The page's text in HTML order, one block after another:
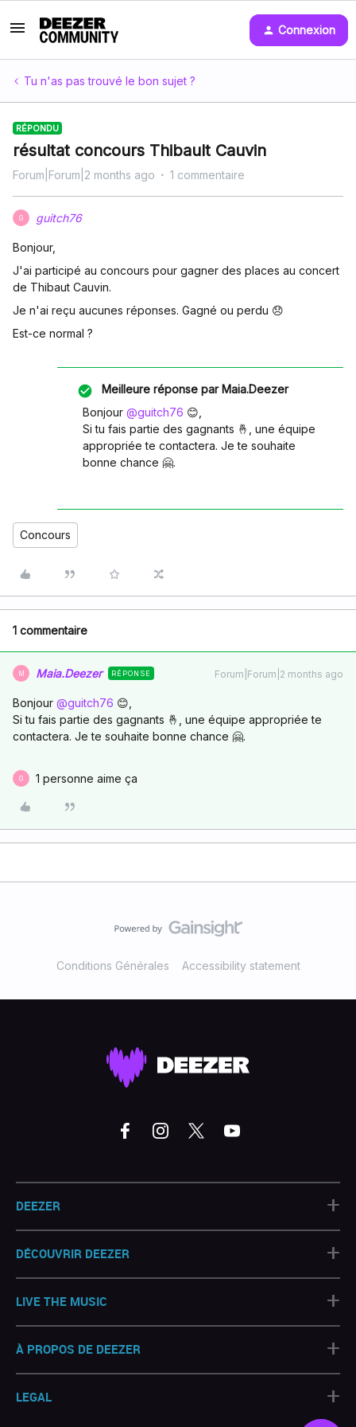
Connexion
Tu n'as pas trouvé le bon sujet ?
RÉPONDU
résultat concours Thibault Cauvin
Forum|Forum|2 months ago 1 commentaire
G guitch76
Bonjour,
J'ai participé au concours pour gagner des places au concert
de Thibaut Cauvin.
Je n'ai reçu aucunes réponses. Gagné ou perdu 😞
Est-ce normal ?
Meilleure réponse parMaia.Deezer
Bonjour ​ @guitch76 😊,
Si tu fais partie des gagnants 🤞, une équipe
appropriée te contactera. Je te souhaite
bonne chance 🤗.
Concours
1 commentaire
M Maia.Deezer RÉPONSE Forum|Forum|2 months ago
Bonjour ​ @guitch76 😊,
Si tu fais partie des gagnants 🤞, une équipe appropriée te
contactera. Je te souhaite bonne chance 🤗.
G 1 personne aime ça
Conditions Générales Accessibility statement
DEEZER +
DÉCOUVRIR DEEZER +
LIVE THE MUSIC +
À PROPOS DE DEEZER +
LEGAL +